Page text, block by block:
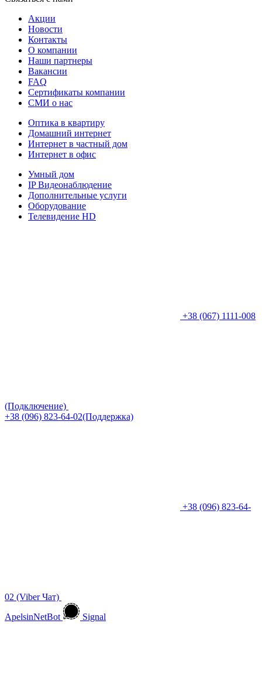
Акции
Новости
Контакты
О компании
Наши партнеры
Вакансии
FAQ
Сертификаты компании
СМИ о нас
Оптика в квартиру
Домашний интернет
Интернет в частный дом
Интернет в офис
Умный дом
IP Видеонаблюдение
Дополнительные услуги
Оборудование
Телевидение HD
+38 (067) 1111-008
(Подключение)
+38 (096) 823-64-02(Поддержка)
+38 (096) 823-64-
02 (Viber Чат)
ApelsinNetBot
Signal